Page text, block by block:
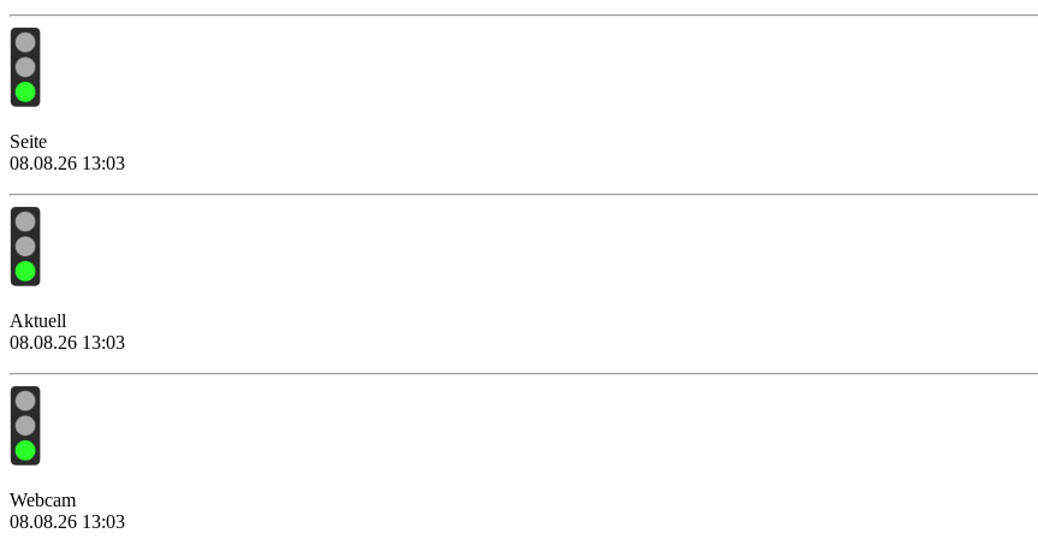
Seite
08.08.26 13:03
Aktuell
08.08.26 13:03
Webcam
08.08.26 13:03